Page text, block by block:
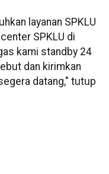
layanan SPKLU
SPKLU di
kami standby 24
dan kirimkan
datang," tutup